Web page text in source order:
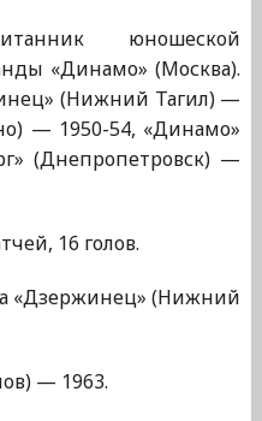
юношеской
«Динамо» (Москва).
(Нижний Тагил) —
— 1950-54, «Динамо»
(Днепропетровск) —
16 голов.
«Дзержинец» (Нижний
— 1963.